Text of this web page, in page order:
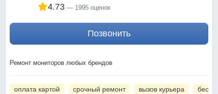
4.73 1995 оценок
Позвонить
Ремонт мониторов любых брендов
оплата картой срочный ремонт вызов курьера